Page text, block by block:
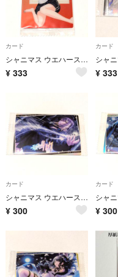
カード
シャニマス ウエハース3 No.39 芹沢あさひ カード
¥ 333
カード
¥ 333
カード
シャニマス ウエハース3 No.26 斑鳩ルカ カード
¥ 300
カード
¥ 300